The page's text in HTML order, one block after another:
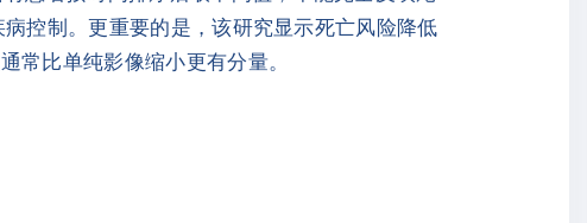
控制。更重要的是，该研究显示死亡风险降低
常比单纯影像缩小更有分量。